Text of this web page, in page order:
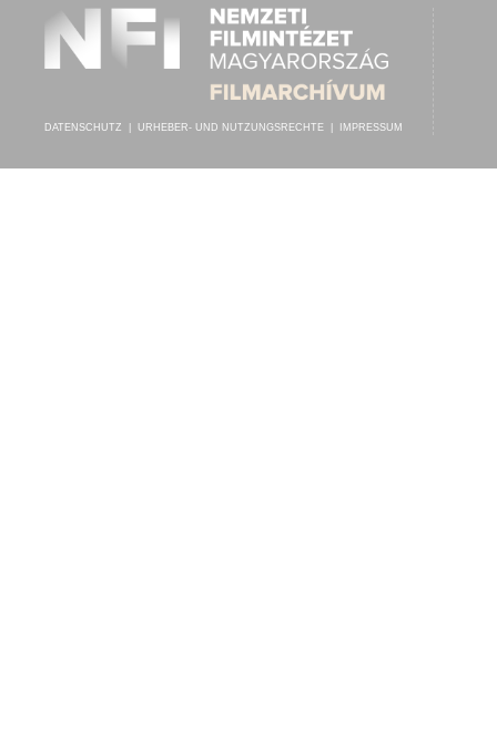
DATENSCHUTZ URHEBER- UND NUTZUNGSRECHTE IMPRESSUM